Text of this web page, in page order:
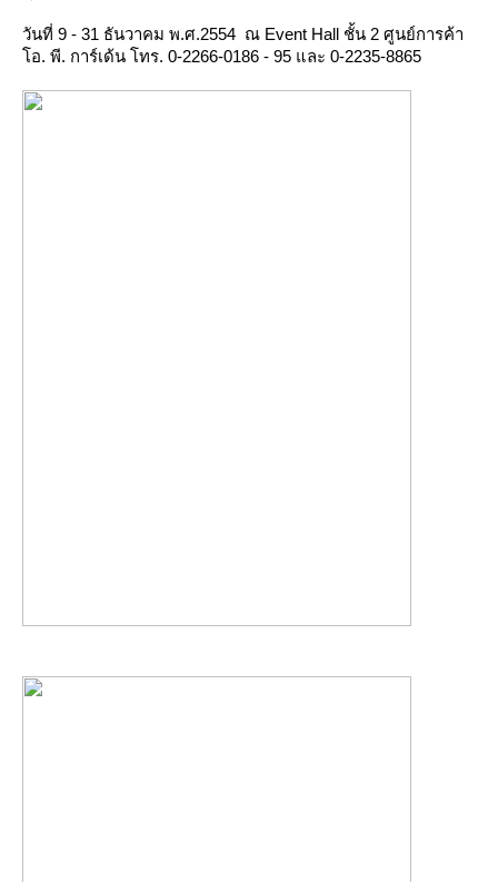
วันที่ 9 - 31 ธันวาคม พ.ศ.2554 ณ Event Hall ชั้น 2 ศูนย์การค้า
อ. พี. การ์เด้น โทร. 0-2266-0186 - 95 และ 0-2235-8865